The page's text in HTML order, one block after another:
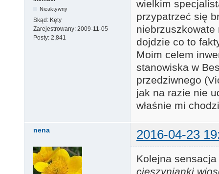
Nieaktywny
Skąd: Kęty
Zarejestrowany: 2009-11-05
Posty: 2,841
wielkim
przypatrzeć się
niebrzuszkowate
dojdzie co to
Moim celem
stanowiska w
przedziwnego
jak na razie nie
właśnie mi
nena 2016-04-23
Kolejna
cieszynianki